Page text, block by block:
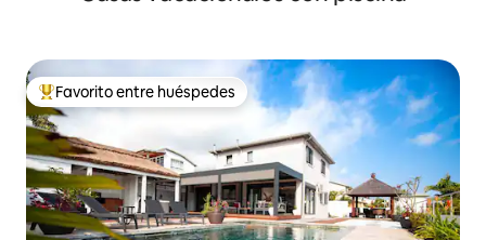
Favorito entre huéspedes preferido
Favorito entre huéspedes